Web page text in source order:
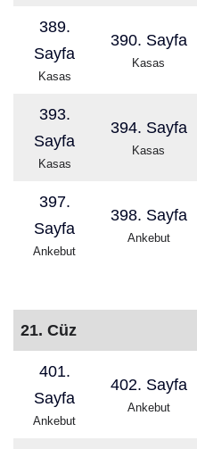
389.
Sayfa
Kasas
390. Sayfa
Kasas
393.
Sayfa
Kasas
394. Sayfa
Kasas
397.
Sayfa
Ankebut
398. Sayfa
Ankebut
21. Cüz
401.
Sayfa
Ankebut
402. Sayfa
Ankebut